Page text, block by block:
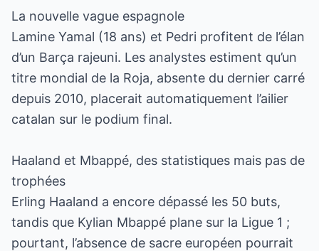
La nouvelle vague espagnole
Lamine Yamal (18 ans) et Pedri profitent de l’élan
d’un Barça rajeuni. Les analystes estiment qu’un
titre mondial de la Roja, absente du dernier carré
depuis 2010, placerait automatiquement l’ailier
catalan sur le podium final.
Haaland et Mbappé, des statistiques mais pas de
trophées
Erling Haaland a encore dépassé les 50 buts,
tandis que Kylian Mbappé plane sur la Ligue 1 ;
pourtant, l’absence de sacre européen pourrait